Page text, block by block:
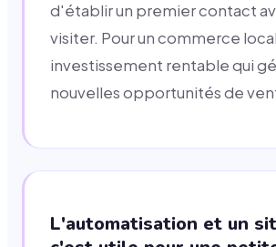
d'établir un premier contact
visiter. Pour un commerce
investissement rentable qui
nouvelles opportunités de
L'automatisation et un